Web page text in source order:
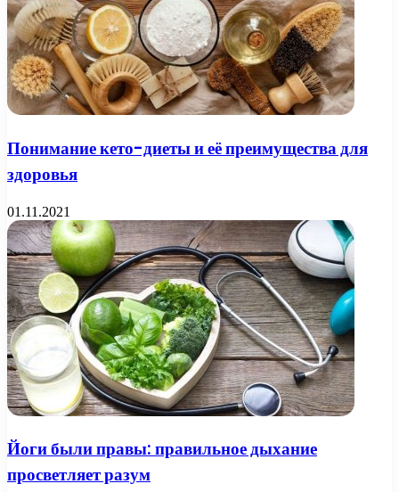
Понимание кето-диеты и её преимущества для
здоровья
01.11.2021
Йоги были правы: правильное дыхание
просветляет разум